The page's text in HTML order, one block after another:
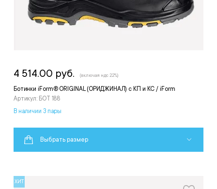
Ботинки iForm® ORIGINAL (ОРИДЖИНАЛ) с КП и КС / iForm
Артикул: БОТ 188
4 514.00 руб. (включая ндс 22%)
В наличии 3 пары
Выбрать размер
ХИТ